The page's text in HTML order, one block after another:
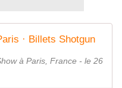
· Billets Shotgun
à Paris, France - le 26